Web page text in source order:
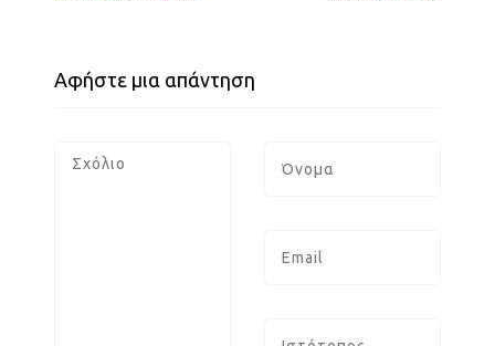
Αφήστε μια απάντηση